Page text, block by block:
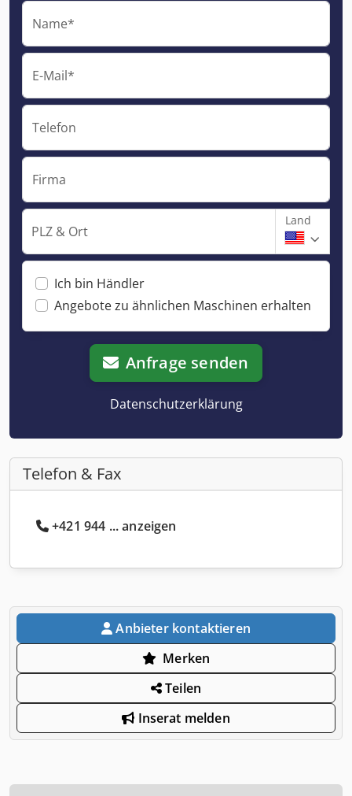
Name*
E-Mail*
Telefon
Firma
PLZ & Ort
Land
Ich bin Händler
Angebote zu ähnlichen Maschinen erhalten
Anfrage senden
Datenschutzerklärung
Telefon & Fax
+421 944 ... anzeigen
Anbieter kontaktieren
Merken
Teilen
Inserat melden